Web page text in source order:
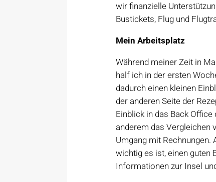
wir finanzielle
Bustickets, Flug und
Mein Arbeitsplatz
Während meiner Zeit in
half ich in der ersten
dadurch einen kleinen
der anderen Seite der
Einblick in das Back
anderem das Vergleichen
Umgang mit Rechnungen.
wichtig es ist, einen guten
Informationen zur Insel